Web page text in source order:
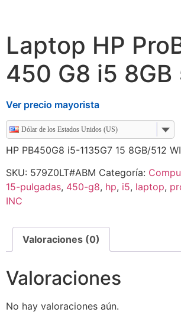
Laptop HP
450 G8 i5 8GB
Ver precio mayorista
Dólar de los Estados Unidos (US)
HP PB450G8 i5-1135G7 15 8GB/512
SKU: 579Z0LT#ABM Categoría:
15-pulgadas, 450-g8, hp, i5, laptop,
INC
Valoraciones (0)
Valoraciones
No hay valoraciones aún.